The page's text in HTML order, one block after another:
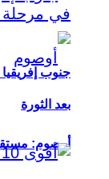
أوصوم:
جنوب
بعد الثورة